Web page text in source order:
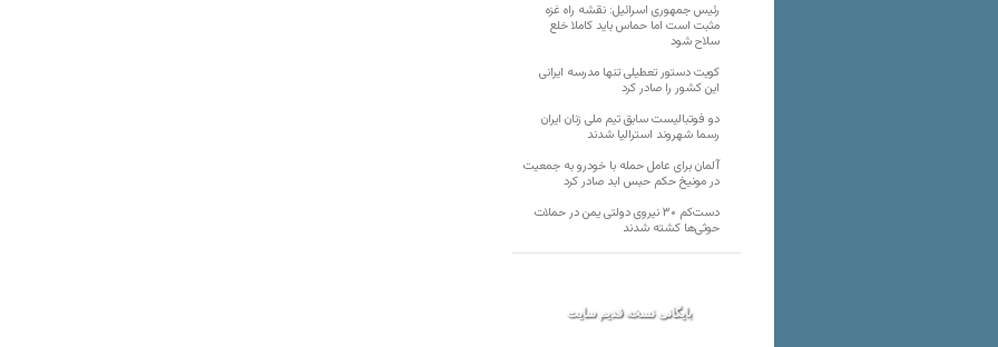
رئیس‌ جمهوری اسرائیل: نقشه راه غزه
مثبت است اما حماس باید کاملا خلع
سلاح شود
کویت دستور تعطیلی تنها مدرسه ایرانی
این کشور را صادر کرد
دو فوتبالیست سابق تیم ملی زنان ایران
رسما شهروند استرالیا شدند
آلمان برای عامل حمله با خودرو به جمعیت
در مونیخ حکم حبس ابد صادر کرد
دست‌کم ۳۰ نیروی دولتی یمن در حملات
حوثی‌ها کشته شدند
بایگانی نسخه قدیم سایت